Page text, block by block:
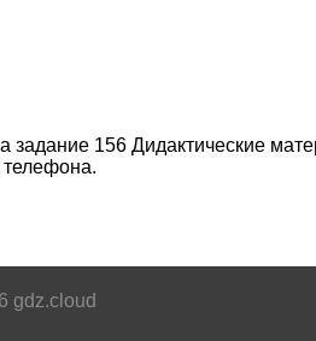
задание 156 Дидактические
gdz.cloud